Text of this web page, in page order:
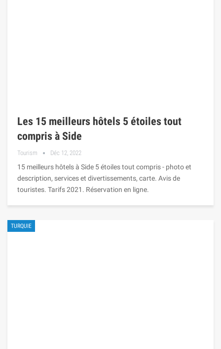
Les 15 meilleurs hôtels 5 étoiles tout
compris à Side
Tourism Déc 12, 2022
15 meilleurs hôtels à Side 5 étoiles tout compris - photo et
description, services et divertissements, carte. Avis de
touristes. Tarifs 2021. Réservation en ligne.
TURQUIE